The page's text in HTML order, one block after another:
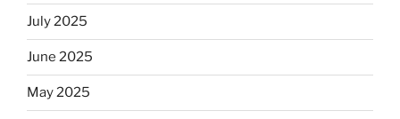
July 2025
June 2025
May 2025